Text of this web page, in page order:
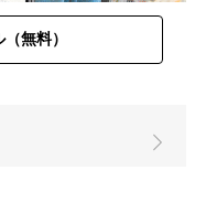
無料）